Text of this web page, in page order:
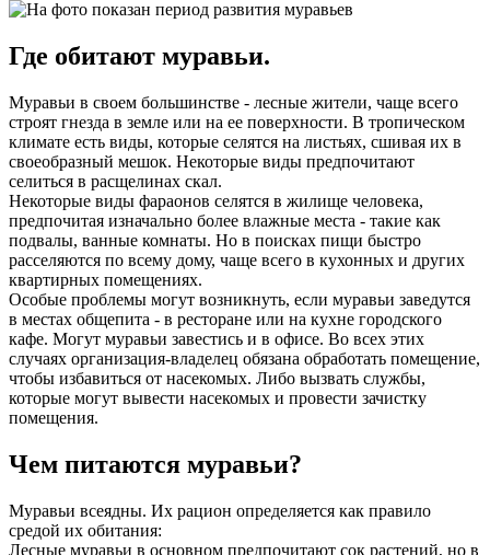
Где обитают муравьи.
Муравьи в своем большинстве - лесные жители, чаще всего
строят гнезда в земле или на ее поверхности. В тропическом
климате есть виды, которые селятся на листьях, сшивая их в
своеобразный мешок. Некоторые виды предпочитают
селиться в расщелинах скал.
Некоторые виды фараонов селятся в жилище человека,
предпочитая изначально более влажные места - такие как
подвалы, ванные комнаты. Но в поисках пищи быстро
расселяются по всему дому, чаще всего в кухонных и других
квартирных помещениях.
Особые проблемы могут возникнуть, если муравьи заведутся
в местах общепита - в ресторане или на кухне городского
кафе. Могут муравьи завестись и в офисе. Во всех этих
случаях организация-владелец обязана обработать помещение,
чтобы избавиться от насекомых. Либо вызвать службы,
которые могут вывести насекомых и провести зачистку
помещения.
Чем питаются муравьи?
Муравьи всеядны. Их рацион определяется как правило
средой их обитания:
Лесные муравьи в основном предпочитают сок растений, но в